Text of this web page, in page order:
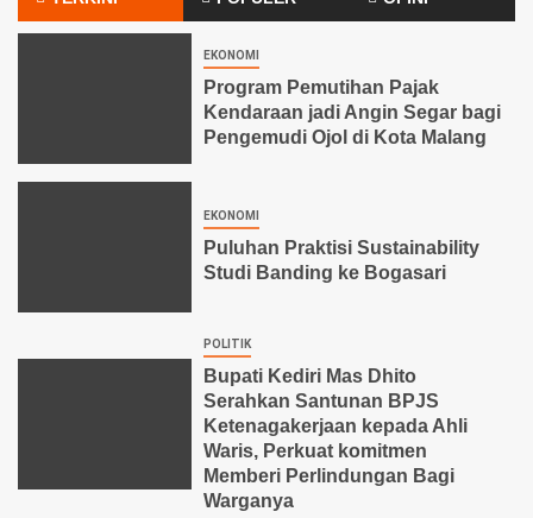
EKONOMI
Program Pemutihan Pajak
Kendaraan jadi Angin Segar bagi
Pengemudi Ojol di Kota Malang
EKONOMI
Puluhan Praktisi Sustainability
Studi Banding ke Bogasari
POLITIK
Bupati Kediri Mas Dhito
Serahkan Santunan BPJS
Ketenagakerjaan kepada Ahli
Waris, Perkuat komitmen
Memberi Perlindungan Bagi
Warganya